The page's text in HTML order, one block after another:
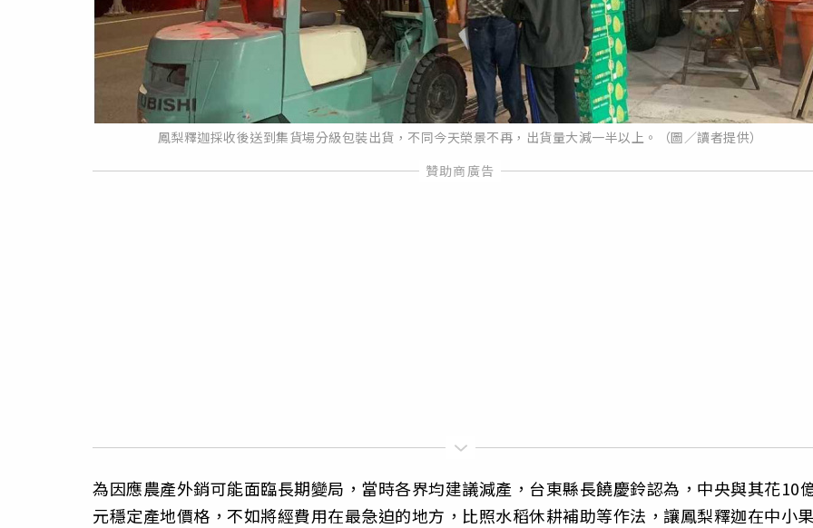
鳳梨釋迦採收後送到集貨場分級包裝出貨，不同今天榮景不再，出貨量大減一半以上。（圖／讀者提供）
為因應農產外銷可能面臨長期變局，當時各界均建議減產，台東縣長饒慶鈴認為，中央與其花10
元穩定產地價格，不如將經費用在最急迫的地方，比照水稻休耕補助等作法，讓鳳梨釋迦在中小